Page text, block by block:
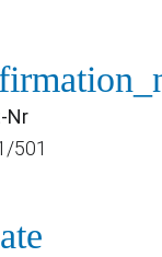
Nr
501